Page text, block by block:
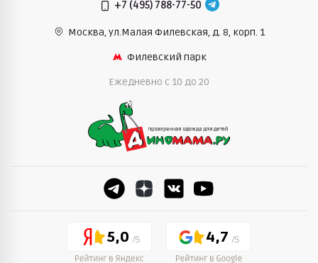
+7 (495) 788-77-50
Москва, ул.Малая Филевская, д. 8, корп. 1
Филевский парк
Ежедневно c 10 до 20
5,0 4,7